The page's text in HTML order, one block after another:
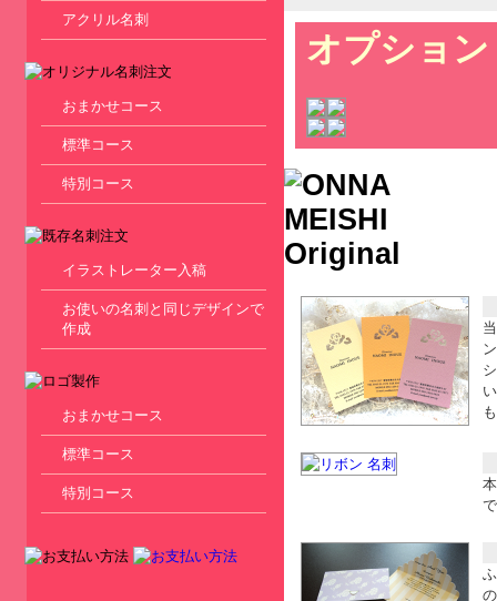
アクリル名刺
おまかせコース
標準コース
特別コース
イラストレーター入稿
お使いの名刺と同じデザインで
作成
おまかせコース
標準コース
特別コース
オプション